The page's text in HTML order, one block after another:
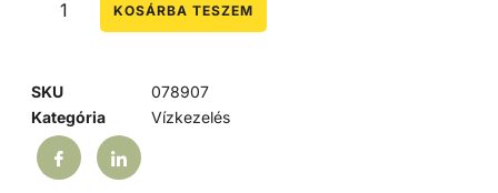
KOSÁRBA TESZEM
SKU
078907
Kategória
Vízkezelés